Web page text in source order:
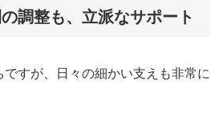
調整も、立派なサポート
すが、日々の細かい支えも非常に